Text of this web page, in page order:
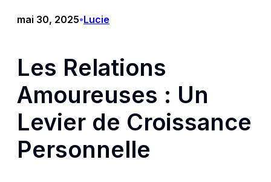
mai 30, 2025•Lucie
Les Relations
Amoureuses : Un
Levier de Croissance
Personnelle